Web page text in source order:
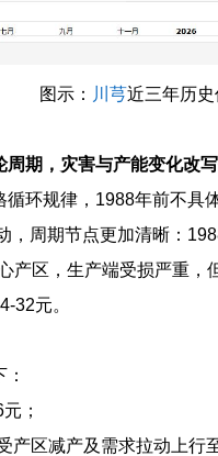
图示： 川芎近三年历
期，灾害与产能变化改
环规律，1988年前不具
，周期节点更加清晰：
产区，生产端受损严重，
元。
；
产区减产及需求拉动上行